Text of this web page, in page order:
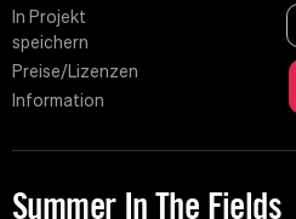
In Projekt
speichern
Preise/Lizenzen
Information
Summer In The Fields